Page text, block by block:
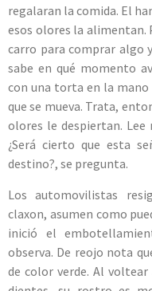
regalaran la comida. El
esos olores la alimentan.
carro para comprar algo
sabe en qué momento
con una torta en la
que se mueva. Trata,
olores le despiertan. Lee
¿Será cierto que esta
destino?, se pregunta.
Los automovilistas
claxon, asumen como
inició el
observa. De reojo nota
de color verde. Al